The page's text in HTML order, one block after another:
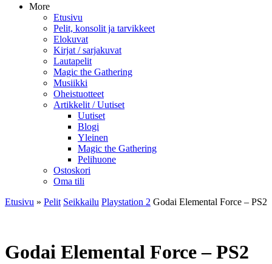
More
Etusivu
Pelit, konsolit ja tarvikkeet
Elokuvat
Kirjat / sarjakuvat
Lautapelit
Magic the Gathering
Musiikki
Oheistuotteet
Artikkelit / Uutiset
Uutiset
Blogi
Yleinen
Magic the Gathering
Pelihuone
Ostoskori
Oma tili
Etusivu » Pelit Seikkailu Playstation 2 Godai Elemental Force – PS2
Godai Elemental Force – PS2